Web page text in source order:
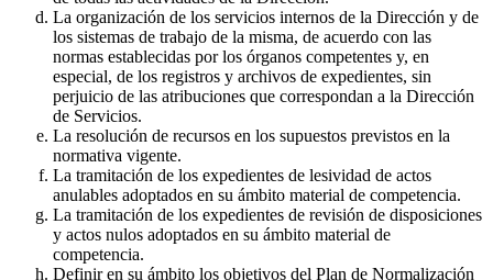
La organización de los servicios internos de la Dirección y de
los sistemas de trabajo de la misma, de acuerdo con las
normas establecidas por los órganos competentes y, en
especial, de los registros y archivos de expedientes, sin
perjuicio de las atribuciones que correspondan a la Dirección
de Servicios.
La resolución de recursos en los supuestos previstos en la
normativa vigente.
La tramitación de los expedientes de lesividad de actos
anulables adoptados en su ámbito material de competencia.
La tramitación de los expedientes de revisión de disposiciones
y actos nulos adoptados en su ámbito material de
competencia.
Definir en su ámbito los objetivos del Plan de Normalización